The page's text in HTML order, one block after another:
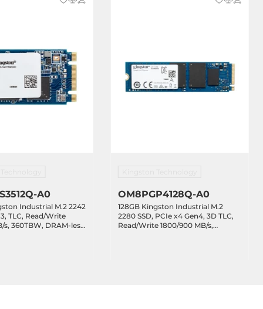
A0
Industrial M.2 2242
3, TLC, Read/Write
s, 360TBW, DRAM-less,
OM8PGP4128Q-A0
128GB Kingston Industrial M.2
2280 SSD, PCIe x4 Gen4, 3D TLC,
Read/Write 1800/900 MB/s,